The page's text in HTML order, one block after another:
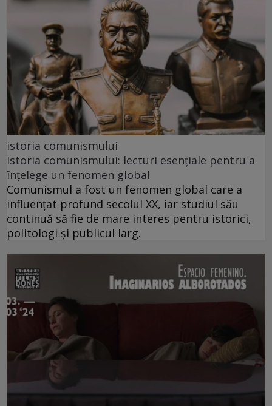
istoria comunismului
Istoria comunismului: lecturi esențiale pentru a
înțelege un fenomen global
Comunismul a fost un fenomen global care a
influențat profund secolul XX, iar studiul său
continuă să fie de mare interes pentru istorici,
politologi și publicul larg.